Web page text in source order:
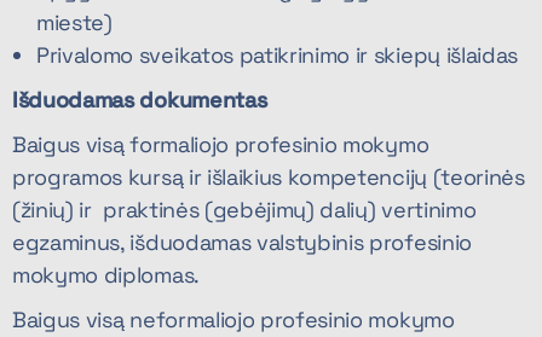
mieste)
Privalomo sveikatos patikrinimo ir skiepų išlaidas
Išduodamas dokumentas
Baigus visą formaliojo profesinio mokymo
programos kursą ir išlaikius kompetencijų (teorinės
(žinių) ir praktinės (gebėjimų) dalių) vertinimo
egzaminus, išduodamas valstybinis profesinio
mokymo diplomas.
Baigus visą neformaliojo profesinio mokymo